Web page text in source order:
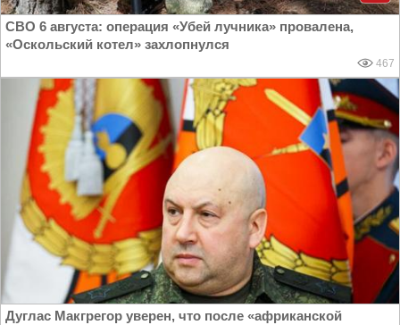
СВО 6 августа: операция «Убей лучника» провалена,
«Оскольский котел» захлопнулся
467
Дуглас Макгрегор уверен, что после «африканской